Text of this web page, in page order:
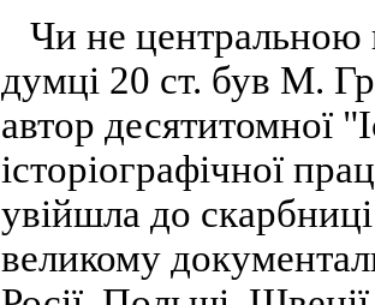
Чи не центральною
думці 20 ст. був М.
автор десятитомної
історіографічної
увійшла до скарбниці
великому